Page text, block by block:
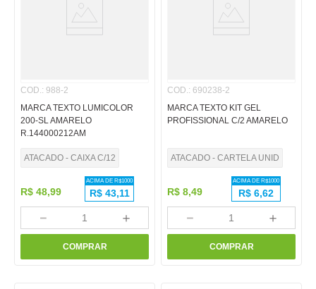
COD.: 988-2
MARCA TEXTO LUMICOLOR
200-SL AMARELO
R.144000212AM
ATACADO - CAIXA C/12
R$ 48,99
ACIMA DE R$1000
R$ 43,11
＋
－
COMPRAR
COD.: 690238-2
MARCA TEXTO KIT GEL
PROFISSIONAL C/2 AMARELO
ATACADO - CARTELA UNID
R$ 8,49
ACIMA DE R$1000
R$ 6,62
＋
－
COMPRAR